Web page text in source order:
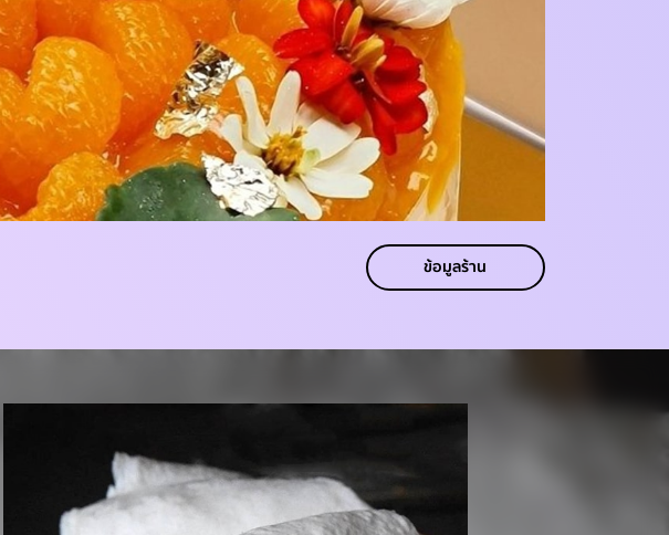
ข้อมูลร้าน
ข้อมูลร้าน